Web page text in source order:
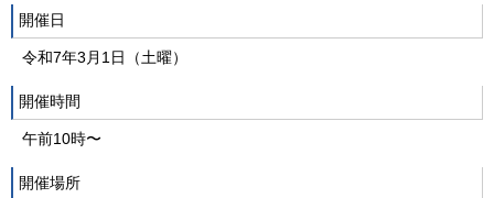
開催日
令和7年3月1日（土曜）
開催時間
午前10時〜
開催場所